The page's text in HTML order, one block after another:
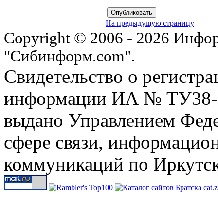
На предыдущую страницу
Copyright © 2006 - 2026
"Сибинформ.com".
Свидетельство о
информации ИА № ТУ38-
выдано Управлением
сфере связи,
коммуникаций по